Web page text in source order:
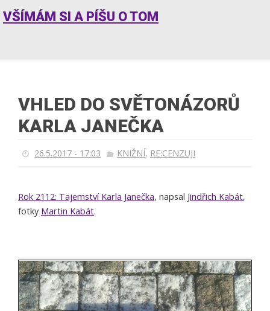
VŠÍMÁM SI A PÍŠU O TOM
VHLED DO SVĚTONÁZORŮ
KARLA JANEČKA
26.5.2017 - 17:03 KNIŽNÍ, RE:CENZUJI
Rok 2112: Tajemství Karla Janečka, napsal Jindřich Kabát,
fotky Martin Kabát.